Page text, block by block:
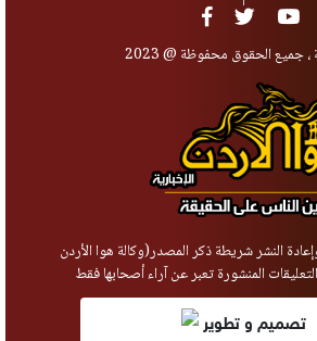
، جميع الحقوق محفوظة @ 2023
النشر شريطة ذكر المصدر(وكالة هوا الأردن
المنشورة تعبر عن آراء أصحابها فقط
تصميم و تطوير